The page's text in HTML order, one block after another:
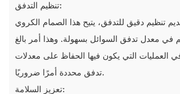
تنظيم التدفق:
تنظيم دقيق للتدفق، يتيح هذا الصمام الكروي
في معدل تدفق السوائل بسهولة. وهذا أمر بالغ
العمليات التي يكون فيها الحفاظ على معدلات
تدفق محددة أمرًا ضروريًا.
تعزيز السلامة: